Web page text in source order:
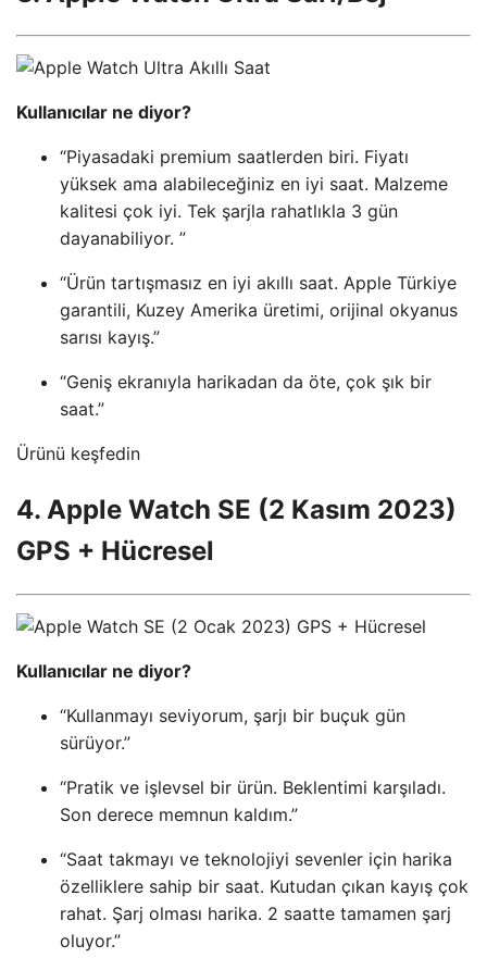
Kullanıcılar ne diyor?
“Piyasadaki premium saatlerden biri. Fiyatı
yüksek ama alabileceğiniz en iyi saat. Malzeme
kalitesi çok iyi. Tek şarjla rahatlıkla 3 gün
dayanabiliyor. ”
“Ürün tartışmasız en iyi akıllı saat. Apple Türkiye
garantili, Kuzey Amerika üretimi, orijinal okyanus
sarısı kayış.”
“Geniş ekranıyla harikadan da öte, çok şık bir
saat.”
Ürünü keşfedin
4. Apple Watch SE (2 Kasım 2023)
GPS + Hücresel
Kullanıcılar ne diyor?
“Kullanmayı seviyorum, şarjı bir buçuk gün
sürüyor.”
“Pratik ve işlevsel bir ürün. Beklentimi karşıladı.
Son derece memnun kaldım.”
“Saat takmayı ve teknolojiyi sevenler için harika
özelliklere sahip bir saat. Kutudan çıkan kayış çok
rahat. Şarj olması harika. 2 saatte tamamen şarj
oluyor.”